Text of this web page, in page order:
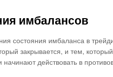
имбалансов
состояния имбаланса в
закрывается, и тем,
действовать в